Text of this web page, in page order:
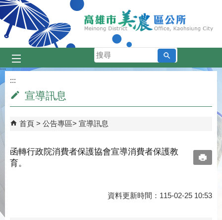
跳到主要內容區塊
搜
尋
:::
:::
宣導訊息
首頁 公告專區 宣導訊息
函轉行政院消費者保護協會宣導消費者保護教
育。
資料更新時間：115-02-25 10:53